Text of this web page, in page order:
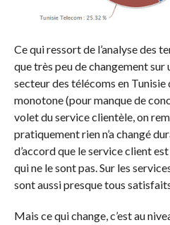
Ce qui ressort de l’analyse des
que très peu de changement sur
secteur des télécoms en Tunisie
monotone (pour manque de
volet du service clientèle, on
pratiquement rien n’a changé
d’accord que le service client
qui ne le sont pas. Sur les
sont aussi presque tous
Mais ce qui change, c’est au